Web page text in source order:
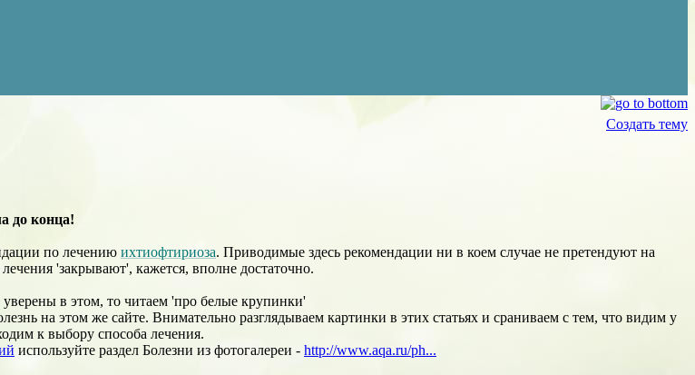
Создать тему
до конца!
по лечению ихтиофтириоза. Приводимые здесь рекомендации ни в коем случае не претендуют на
'закрывают', кажется, вполне достаточно.
в этом, то читаем 'про белые крупинки'
на этом же сайте. Внимательно разглядываем картинки в этих статьях и сраниваем с тем, что видим у
к выбору способа лечения.
используйте раздел Болезни из фотогалереи - http://www.aqa.ru/ph...